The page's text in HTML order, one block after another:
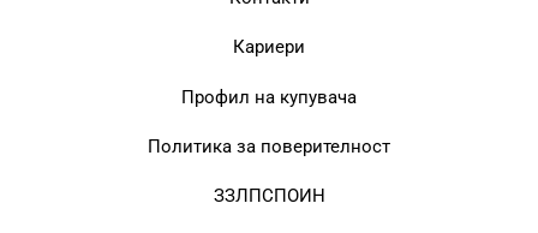
Кариери
Профил на купувача
Политика за поверителност
ЗЗЛПСПОИН